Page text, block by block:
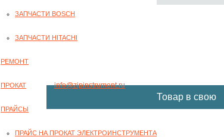
info@zipinstrument.ru
ЗАПЧАСТИ BOSCH
ЗАПЧАСТИ HITACHI
РЕМОНТ
ПРОКАТ
ПРАЙСЫ
ПРАЙС НА ПРОКАТ ЭЛЕКТРОИНСТРУМЕНТА
Товар в свою